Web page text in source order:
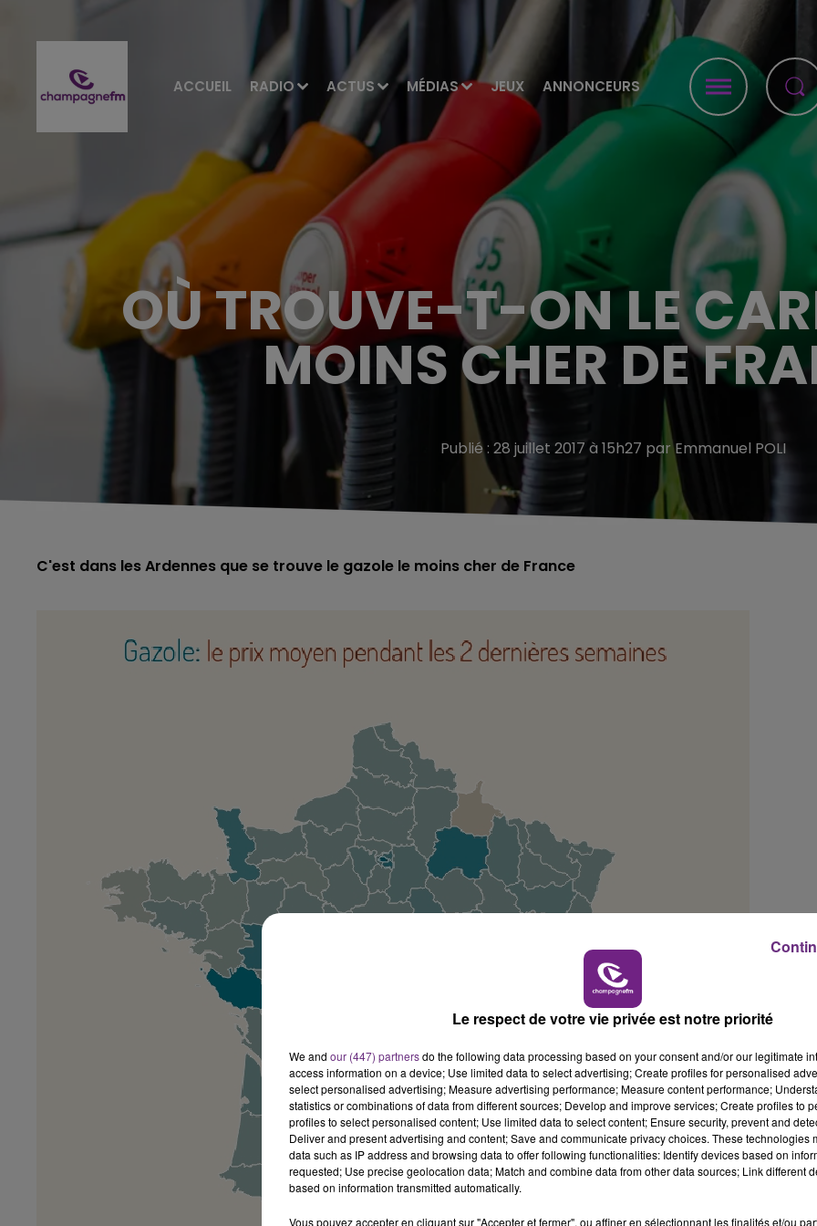
ACCUEIL RADIO ACTUS MÉDIAS JEUX ANNONCEURS
5h00 - 6h00
LE BEST OF DE LA FAMILLE
CHAMPAGNE FM
6h00 - 10h00
LA FAMILLE
OÙ TROUVE-T-ON LE
MOINS CHER DE
Publié : 28 juillet 2017 à 15h27 par Emmanuel POLI
C'est dans les Ardennes que se trouve le gazole le moins cher de France
Le respect de votre vie privée est notre priorité
We and our (447) partnersdo the following data processing based on your consent and/or our legitimate
access information on a device; Use limited data to select advertising; Create profiles for personalised
select personalised advertising; Measure advertising performance; Measure content performance;
statistics or combinations of data from different sources; Develop and improve services; Create profiles to
profiles to select personalised content; Use limited data to select content; Ensure security, prevent and
Deliver and present advertising and content; Save and communicate privacy choices. These technologies
data such as IP address and browsing data to offer following functionalities: Identify devices based on
requested; Use precise geolocation data; Match and combine data from other data sources; Link different
based on information transmitted automatically.
Vous pouvez accepter en cliquant sur "Accepter et fermer", ou affiner en sélectionnant les finalités et/ou